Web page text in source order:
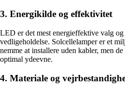
3. Energikilde og effektivitet
LED er det mest energieffektive valg
vedligeholdelse. Solcellelamper er et
nemme at installere uden kabler, men
optimal ydeevne.
4. Materiale og